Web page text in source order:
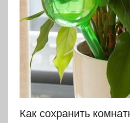
Как сохранить